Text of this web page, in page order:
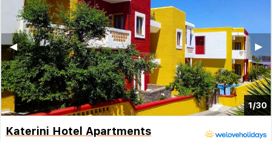
1/30
▶︎
◀︎
Katerini Hotel Apartments